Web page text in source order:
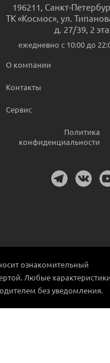
196211 Санкт-
ТК «Космос», ул.
д. 27/39, 2
ежедневно c 10:00 до
О компании
Контакты
Сервис
Политика
конфиденциальности
ознакомительный
Любые
без уведомления.